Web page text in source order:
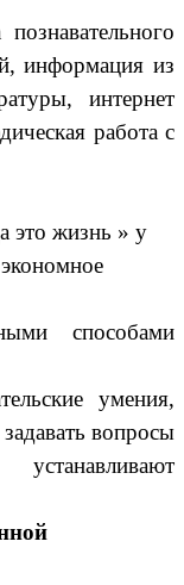
познавательного
информация из
интернет
работа с
это жизнь » у
способами
умения,
вопросы
устанавливают